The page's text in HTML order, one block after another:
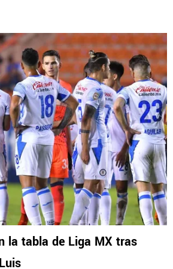
la tabla de Liga MX tras